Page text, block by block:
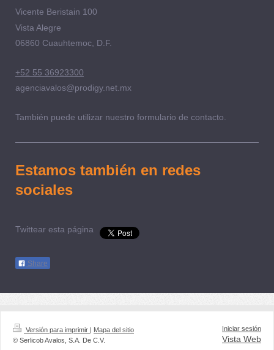
Vicente Beristain 100
Vista Alegre
06860 Cuauhtemoc, D.F.
+52 55 36923300
agenciavalos@prodigy.net.mx
También puede utilizar nuestro formulario de contacto.
Estamos también en redes
sociales
Twittear esta página
Share
Versión para imprimir | Mapa del sitio
© Serlicob Avalos, S.A. De C.V.
Iniciar sesión
Vista Web